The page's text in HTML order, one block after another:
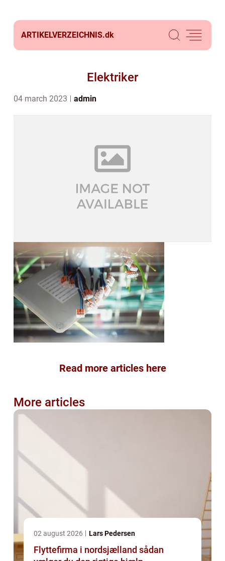
ARTIKELVERZEICHNIS.dk
Elektriker
04 march 2023 admin
Read more articles here
More articles
02 august 2026 Lars Pedersen
Flyttefirma i nordsjælland sådan